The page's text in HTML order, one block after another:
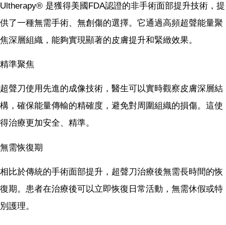
Ultherapy® 是獲得美國FDA認證的非手術面部提升技術，提
供了一種無需手術、無創傷的選擇。它通過高頻超聲能量聚
焦深層組織，能夠實現顯著的皮膚提升和緊緻效果。
精準聚焦
超聲刀使用先進的成像技術，醫生可以實時觀察皮膚深層結
構，確保能量傳輸的精確度，避免對周圍組織的損傷。這使
得治療更加安全、精準。
無需恢復期
相比於傳統的手術面部提升，超聲刀治療後無需長時間的恢
復期。患者在治療後可以立即恢復日常活動，無需休假或特
別護理。